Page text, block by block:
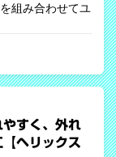
組み合わせてユ
似ています。料
すく、外れ
ヘリックス